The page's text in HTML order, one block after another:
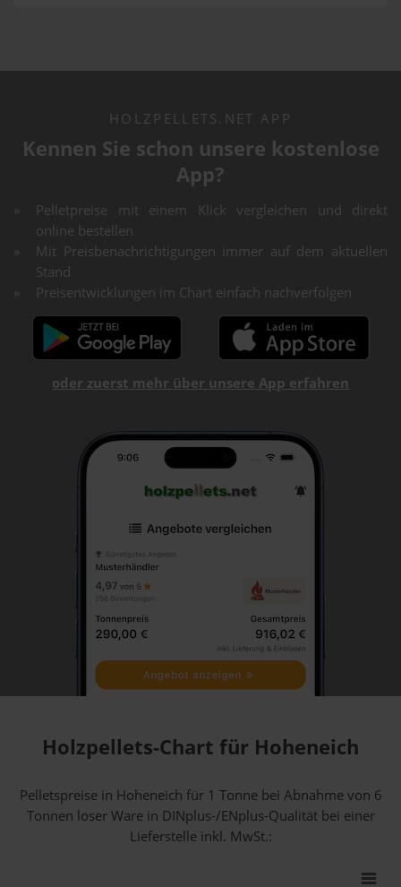
HOLZPELLETS.NET APP
Kennen Sie schon unsere kostenlose
App?
Pelletpreise mit einem Klick vergleichen und direkt
online bestellen
Mit Preisbenachrichtigungen immer auf dem aktuellen
Stand
Preisentwicklungen im Chart einfach nachverfolgen
oder zuerst mehr über unsere App erfahren
Holzpellets-Chart für Hoheneich
Pelletspreise in Hoheneich für 1 Tonne bei Abnahmevon 6
Tonnen loser Warein DINplus-/ENplus-Qualität bei einer
Lieferstelle inkl. MwSt.: